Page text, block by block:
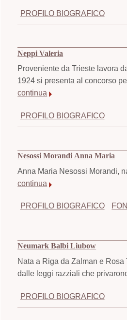
PROFILO BIOGRAFICO
Neppi Valeria
Proveniente da Trieste lavora
1924 si presenta al concorso
continua
PROFILO BIOGRAFICO
Nesossi Morandi Anna Maria
Anna Maria Nesossi Morandi,
continua
PROFILO BIOGRAFICO
Neumark Balbi Liubow
Nata a Riga da Zalman e
dalle leggi razziali che
PROFILO BIOGRAFICO